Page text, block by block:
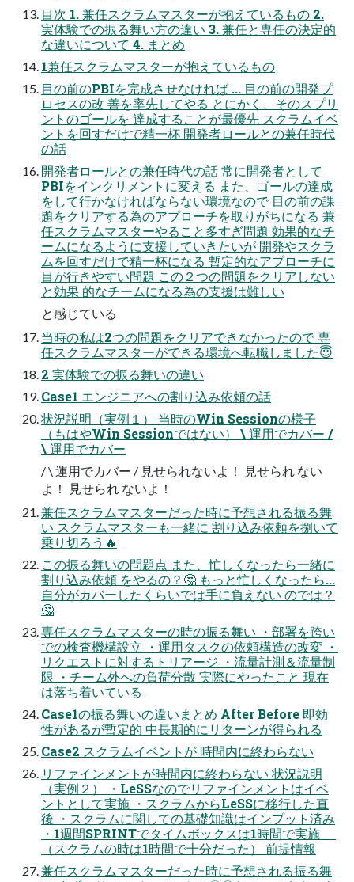
目次 1. 兼任スクラムマスターが抱えているもの 2.
実体験での振る舞い方の違い 3. 兼任と専任の決定的
な違いについて 4. まとめ
1兼任スクラムマスターが抱えているもの
目の前のPBIを完成させなければ ... 目の前の開発プ
ロセスの改 善を率先してやる とにかく、そのスプリ
ントのゴールを 達成することが最優先 スクラムイベ
ントを回すだけで精一杯 開発者ロールとの兼任時代
の話
開発者ロールとの兼任時代の話 常に開発者として
PBIをインクリメントに変える また、ゴールの達成
をして行かなければならない環境なので 目の前の課
題をクリアする為のアプローチを取りがちになる 兼
任スクラムマスターやること多すぎ問題 効果的なチ
ームになるように支援していきたいが 開発やスクラ
ムを回すだけで精一杯になる 暫定的なアプローチに
目が行きやすい問題 この２つの問題をクリアしない
と効果 的なチームになる為の支援は難しい
と感じている
当時の私は2つの問題をクリアできなかったので 専
任スクラムマスターができる環境へ転職しました😇
2 実体験での振る舞いの違い
Case1 エンジニアへの割り込み依頼の話
状況説明（実例１） 当時のWin Sessionの様子
（もはやWin Sessionではない） \ 運用でカバー /
\ 運用でカバー
/ \ 運用でカバー / 見せられないよ！ 見せられ ない
よ！ 見せられ ないよ！
兼任スクラムマスターだった時に予想される振る舞
い スクラムマスターも一緒に 割り込み依頼を捌いて
乗り切ろう🔥
この振る舞いの問題点 また、忙しくなったら一緒に
割り込み依頼 をやるの？🤔 もっと忙しくなったら...
自分がカバーしたくらいでは手に負えない のでは？
🤔
専任スクラムマスターの時の振る舞い ・部署を跨い
での検査機構設立 ・運用タスクの依頼構造の改変 ・
リクエストに対するトリアージ ・流量計測＆流量制
限 ・チーム外への負荷分散 実際にやったこと 現在
は落ち着いている
Case1の振る舞いの違いまとめ After Before 即効
性があるが暫定的 中長期的にリターンが得られる
Case2 スクラムイベントが 時間内に終わらない
リファインメントが時間内に終わらない 状況説明
（実例２） ・LeSSなのでリファインメントはイベ
ントとして実施 ・スクラムからLeSSに移行した直
後 ・スクラムに関しての基礎知識はインプット済み
・1週間SPRINTでタイムボックスは1時間で実施
（スクラムの時は1時間で十分だった） 前提情報
兼任スクラムマスターだった時に予想される振る舞